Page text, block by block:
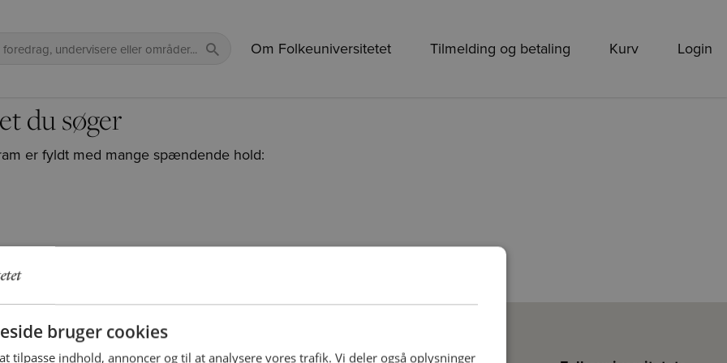
Om Folkeuniversitetet Tilmelding og betaling Kurv Login
du søger
er fyldt med mange spændende hold:
bruger cookies
tilpasse indhold, annoncer og til at analysere vores trafik. Vi deler også oplysninger